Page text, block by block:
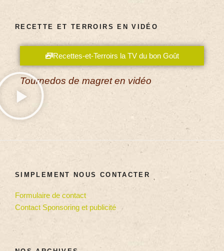
RECETTE ET TERROIRS EN VIDÉO
Recettes-et-Terroirs la TV du bon Goût
Tournedos de magret en vidéo
SIMPLEMENT NOUS CONTACTER
Formulaire de contact
Contact Sponsoring et publicité